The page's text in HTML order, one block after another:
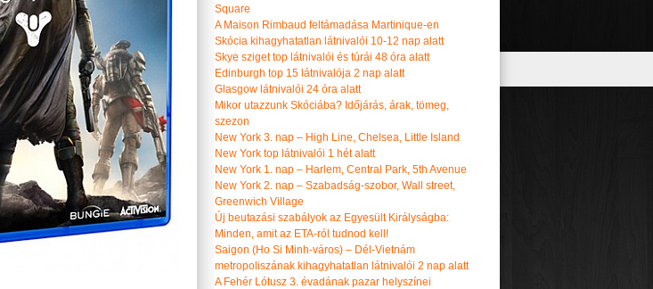
Square
A Maison Rimbaud feltámadása Martinique-en
Skócia kihagyhatatlan látnivalói 10-12 nap alatt
Skye sziget top látnivalói és túrái 48 óra alatt
Edinburgh top 15 látnivalója 2 nap alatt
Glasgow látnivalói 24 óra alatt
Mikor utazzunk Skóciába? Időjárás, árak, tömeg,
szezon
New York 3. nap – High Line, Chelsea, Little Island
New York top látnivalói 1 hét alatt
New York 1. nap – Harlem, Central Park, 5th Avenue
New York 2. nap – Szabadság-szobor, Wall street,
Greenwich Village
Új beutazási szabályok az Egyesült Királyságba:
Minden, amit az ETA-ról tudnod kell!
Saigon (Ho Si Minh-város) – Dél-Vietnám
metropoliszának kihagyhatatlan látnivalói 2 nap alatt
A Fehér Lótusz 3. évadának pazar helyszínei